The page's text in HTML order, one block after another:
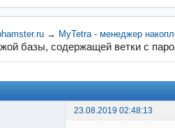
→ MyTetra - менеджер
базы, содержащей ветки с
23.08.2019 02:48:13